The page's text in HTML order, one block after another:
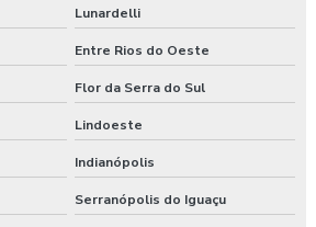
Lunardelli
Entre Rios do Oeste
Flor da Serra do Sul
Lindoeste
Indianópolis
Serranópolis do Iguaçu